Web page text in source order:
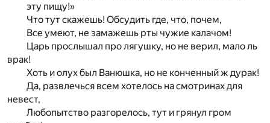
эту пищу!»
Что тут скажешь! Обсудить где, что, почем,
Все умеют, не замажешь рты чужие калачом!
Царь прослышал про лягушку, но не верил, мало ль
врак!
Хоть и олух был Ванюшка, но не конченный ж дурак!
Да, развлечься всем хотелось на смотринах для
невест,
Любопытство разгорелось, тут и грянул гром